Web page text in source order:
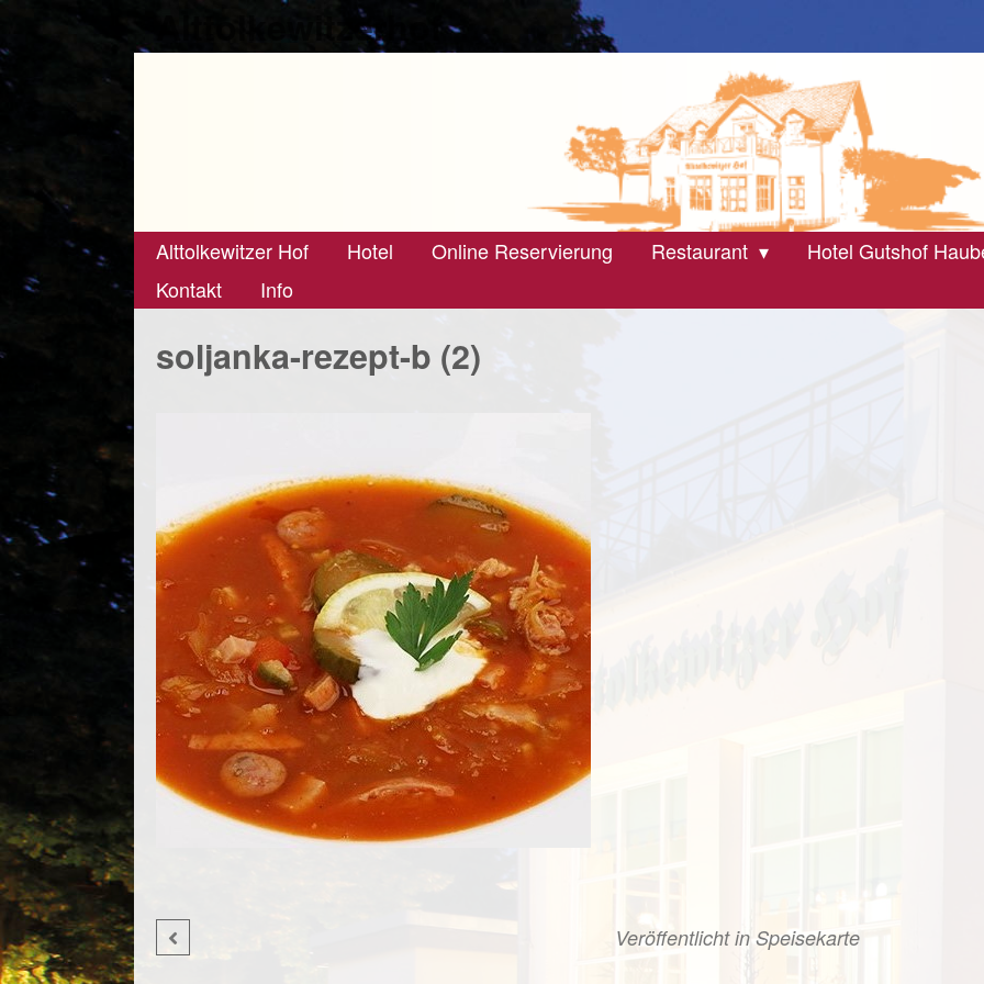
Alttolkewitzerhof
Alttolkewitzer Hof Hotel Online Reservierung Restaurant
Hotel Gutshof
Kontakt
Info
soljanka-rezept-b (2)
Veröffentlicht inSpeisekarte